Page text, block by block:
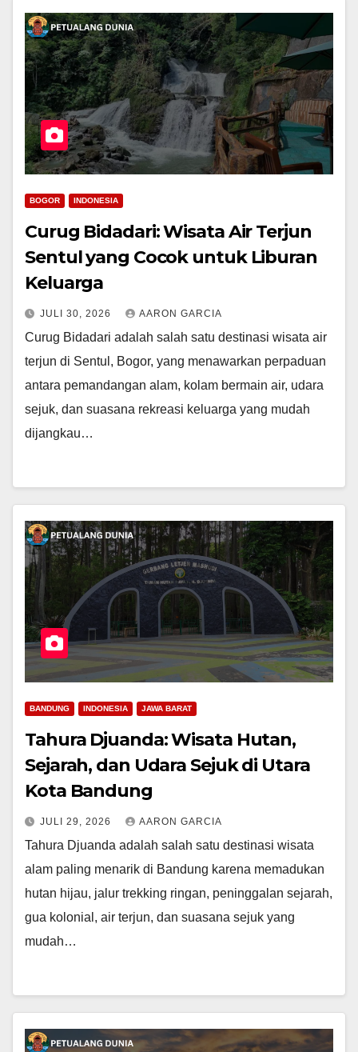
BOGOR INDONESIA
Curug Bidadari: Wisata Air Terjun
Sentul yang Cocok untuk Liburan
Keluarga
JULI 30, 2026 AARON GARCIA
Curug Bidadari adalah salah satu destinasi wisata air
terjun di Sentul, Bogor, yang menawarkan perpaduan
antara pemandangan alam, kolam bermain air, udara
sejuk, dan suasana rekreasi keluarga yang mudah
dijangkau…
BANDUNG INDONESIA JAWA BARAT
Tahura Djuanda: Wisata Hutan,
Sejarah, dan Udara Sejuk di Utara
Kota Bandung
JULI 29, 2026 AARON GARCIA
Tahura Djuanda adalah salah satu destinasi wisata
alam paling menarik di Bandung karena memadukan
hutan hijau, jalur trekking ringan, peninggalan sejarah,
gua kolonial, air terjun, dan suasana sejuk yang
mudah…